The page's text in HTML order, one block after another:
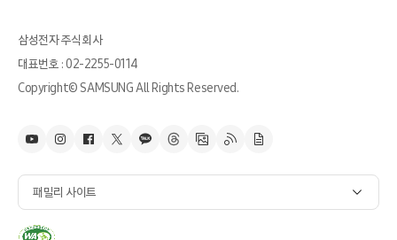
삼성전자 주식회사
대표번호 : 02-2255-0114
Copyright© SAMSUNG All Rights Reserved.
패밀리 사이트